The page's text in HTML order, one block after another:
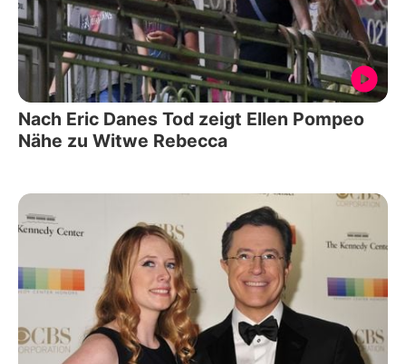
Nach Eric Danes Tod zeigt Ellen Pompeo
Nähe zu Witwe Rebecca